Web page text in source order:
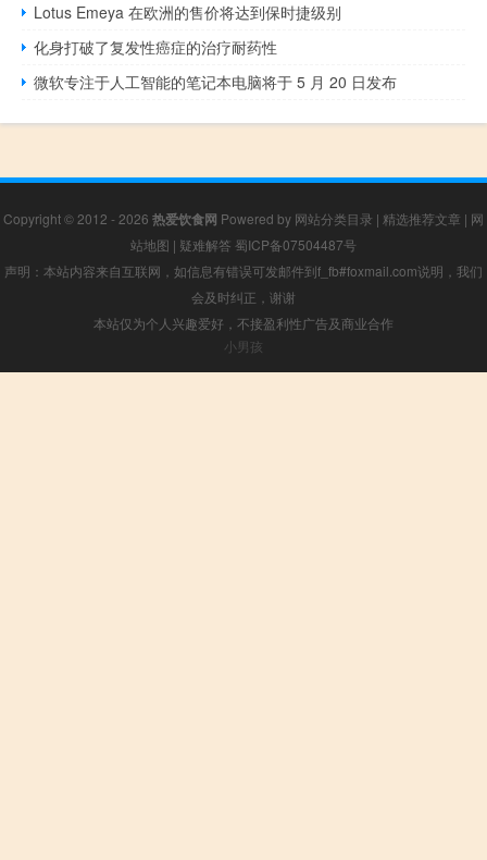
Lotus Emeya 在欧洲的售价将达到保时捷级别
化身打破了复发性癌症的治疗耐药性
微软专注于人工智能的笔记本电脑将于 5 月 20 日发布
Copyright © 2012 - 2026 热爱饮食网 Powered by 网站分类目录 | 精选推荐文章 | 网
站地图 | 疑难解答 蜀ICP备07504487号
声明：本站内容来自互联网，如信息有错误可发邮件到f_fb#foxmail.com说明，我们
会及时纠正，谢谢
本站仅为个人兴趣爱好，不接盈利性广告及商业合作
小男孩